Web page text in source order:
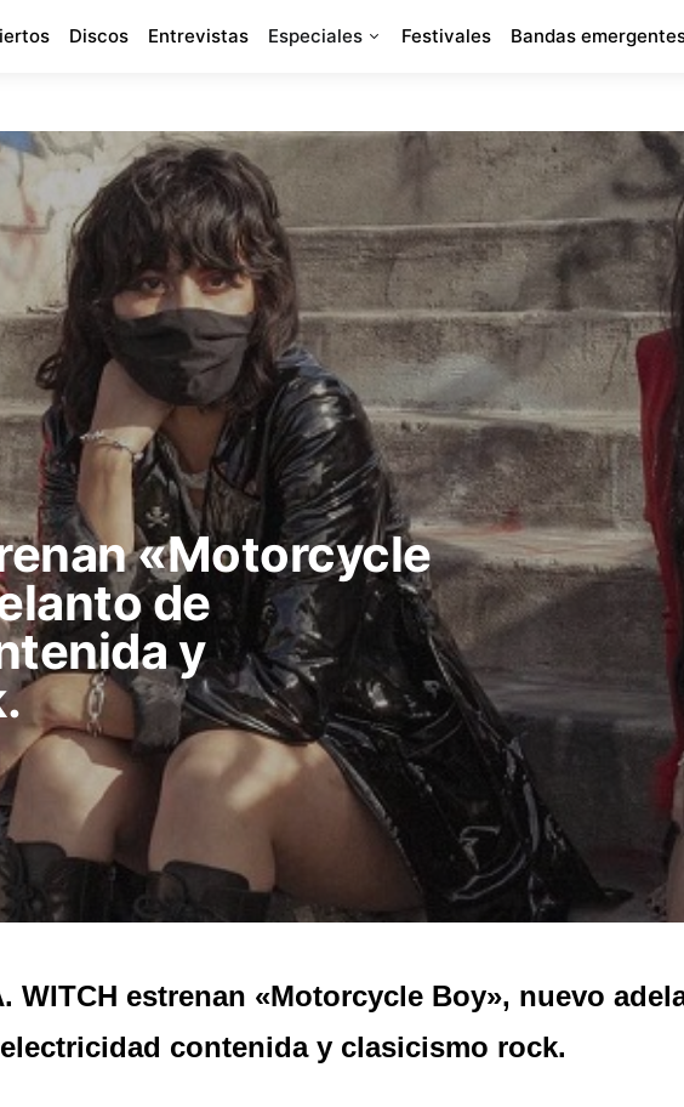
Discos Entrevistas Especiales Festivales Bandas
«Motorcycle
de
y
WITCH estrenan «Motorcycle Boy», nuevo
contenida y clasicismo rock.